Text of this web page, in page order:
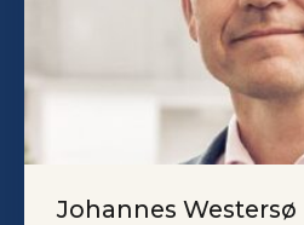
Johannes Westersø